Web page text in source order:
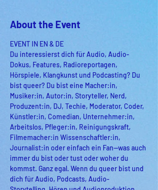
About the Event
EVENT IN EN & DE
Du interessierst dich für Audio, Audio-
Dokus, Features, Radioreportagen,
Hörspiele, Klangkunst und Podcasting? Du
bist queer? Du bist eine Macher:in,
Musiker:in, Autor:in, Storyteller, Nerd,
Produzent:in, DJ, Techie, Moderator, Coder,
Künstler:in, Comedian, Unternehmer:in,
Arbeitslos, Pfleger:in, Reinigungskraft,
Filmemacher:in Wissenschaftler:in,
Journalist:in oder einfach ein Fan—was auch
immer du bist oder tust oder woher du
kommst. Ganz egal. Wenn du queer bist und
dich für Audio, Podcasts, Audio-